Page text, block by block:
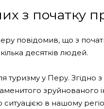
з початку
повідомив, що з
десятків людей.
туризму у Перу. Згідно
зруйнованого
ситуацією в нашому